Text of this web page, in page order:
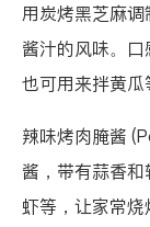
用炭烤黑芝麻
酱汁的风味。口
也可用来拌黄瓜
辣味烤肉腌酱
酱，带有蒜香
虾等，让家常烧